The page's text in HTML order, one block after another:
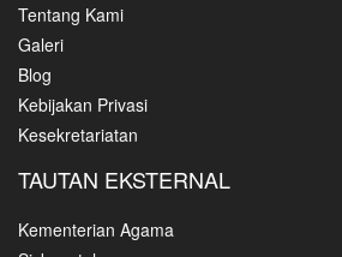
Tentang Kami
Galeri
Blog
Kebijakan Privasi
Kesekretariatan
TAUTAN EKSTERNAL
Kementerian Agama